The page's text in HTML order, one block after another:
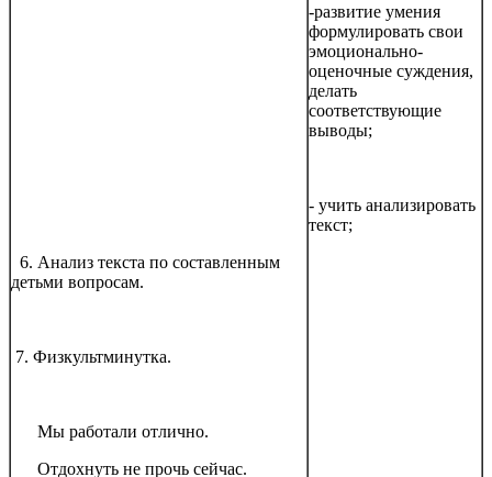
6. Анализ текста по составленным
детьми вопросам.
7. Физкультминутка.
Мы работали отлично.
Отдохнуть не прочь сейчас.
-развитие умения
формулировать свои
эмоционально-
оценочные суждения,
делать
соответствующие
выводы;
- учить анализировать
текст;